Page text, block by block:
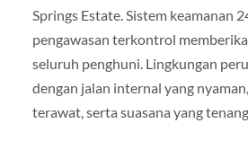
Springs Estate. Sistem keamanan
pengawasan terkontrol
seluruh penghuni. Lingkungan
dengan jalan internal yang
terawat, serta suasana yang